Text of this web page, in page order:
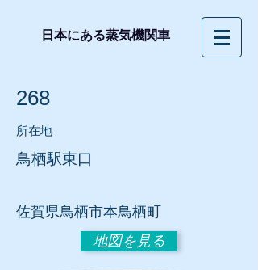
日本にある蒸気機関車
268
所在地
鳥栖駅東口
佐賀県鳥栖市本鳥栖町
地図を見る